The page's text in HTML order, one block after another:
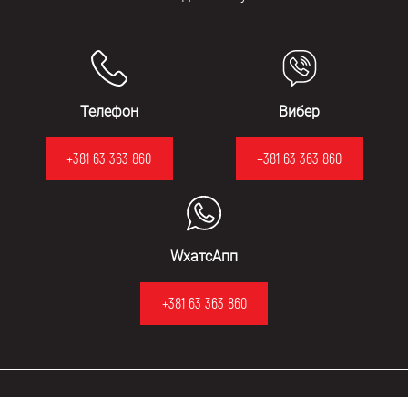
Телефон
+381 63 363 860
Вибер
+381 63 363 860
WхатсАпп
+381 63 363 860